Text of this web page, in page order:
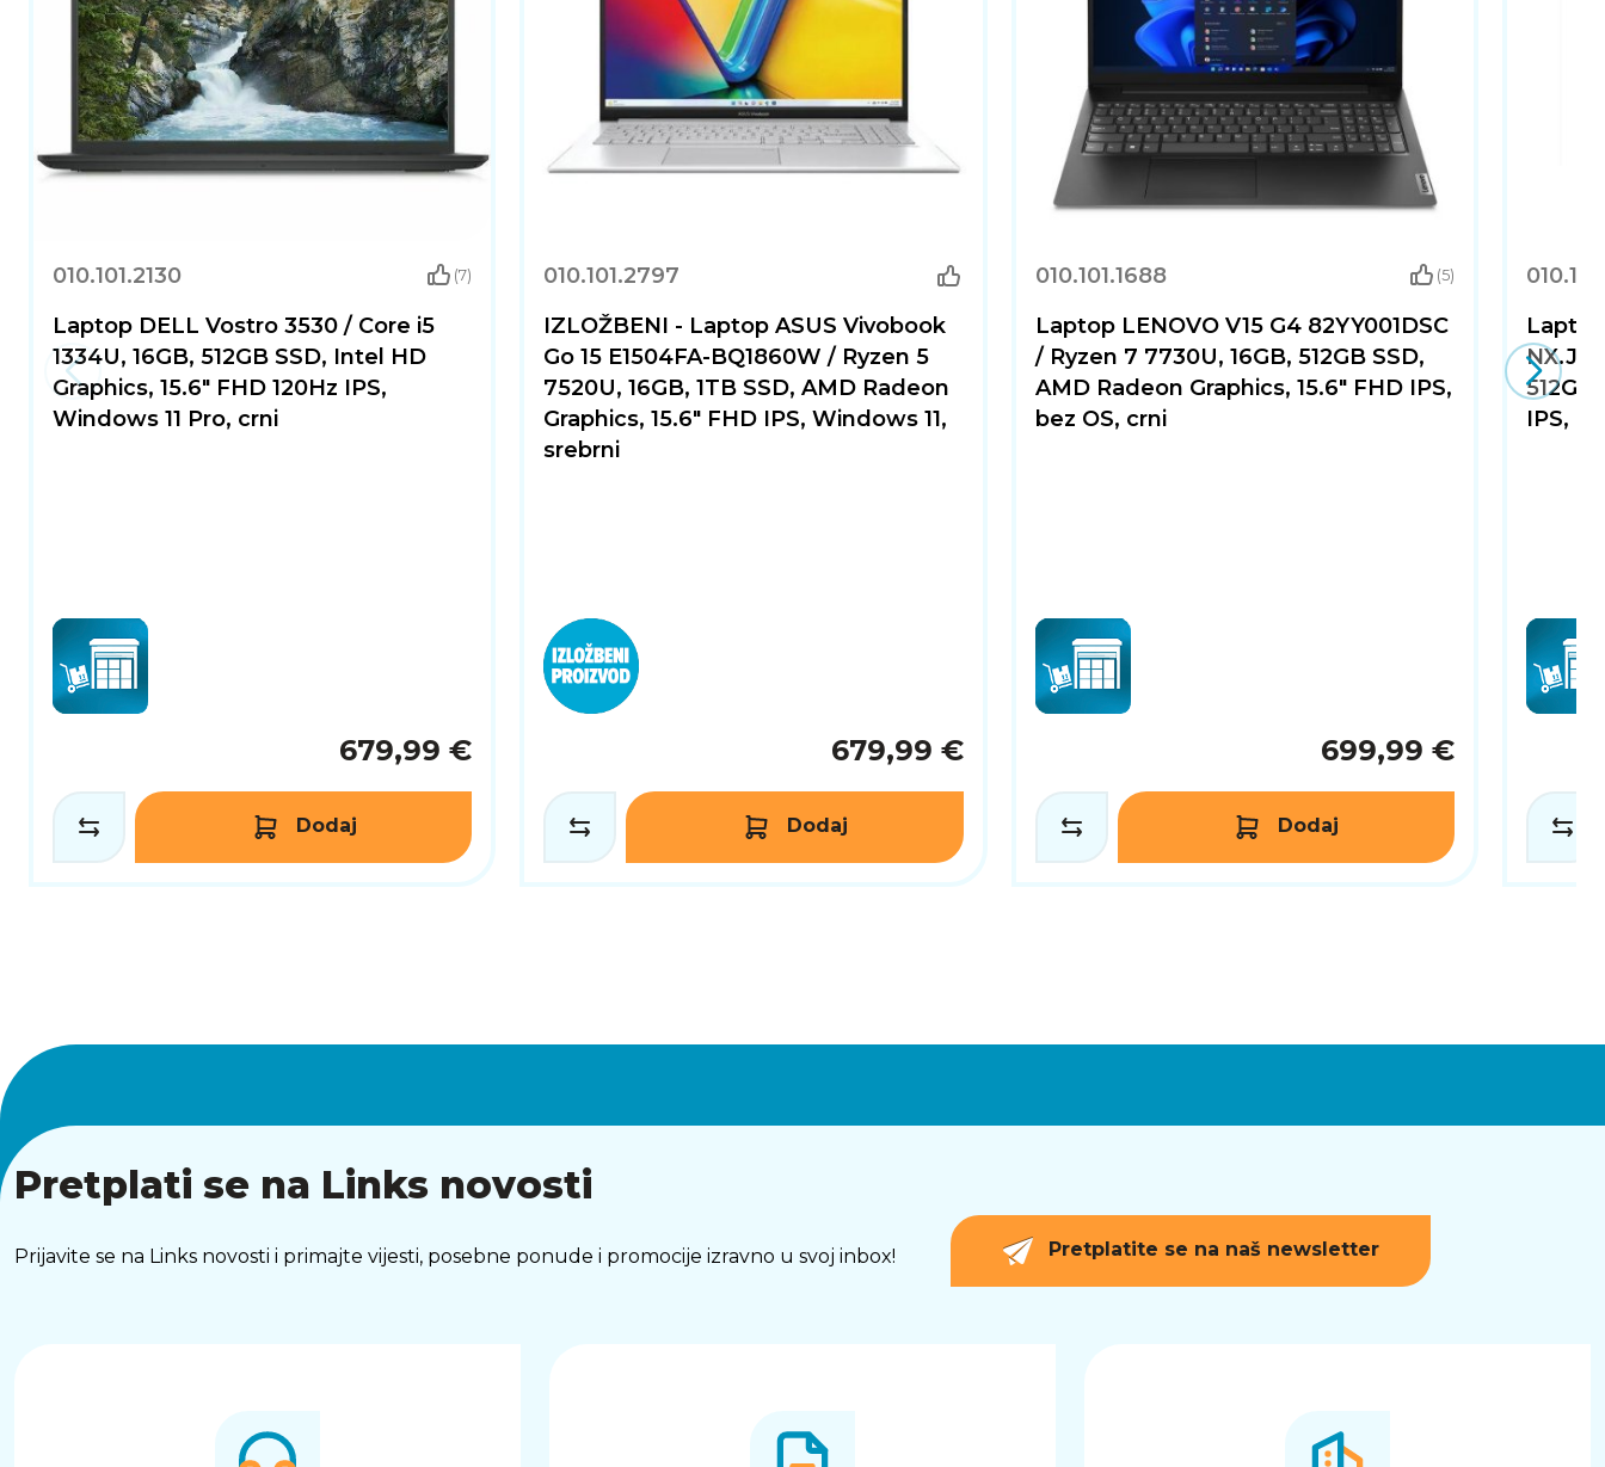
010.101.2130 (7)
Laptop DELL Vostro 3530 / Core i5
1334U, 16GB, 512GB SSD, Intel HD
Graphics, 15.6" FHD 120Hz IPS,
Windows 11 Pro, crni
679,99 €
Dodaj
010.101.2797
IZLOŽBENI - Laptop ASUS Vivobook
Go 15 E1504FA-BQ1860W / Ryzen 5
7520U, 16GB, 1TB SSD, AMD Radeon
Graphics, 15.6" FHD IPS, Windows 11,
srebrni
679,99 €
Dodaj
010.101.1688 (5)
Laptop LENOVO V15 G4 82YY001DSC
/ Ryzen 7 7730U, 16GB, 512GB SSD,
AMD Radeon Graphics, 15.6" FHD IPS,
bez OS, crni
699,99 €
Dodaj
512GB
IPS,
Pretplati se na Links novosti
Prijavite se na Links novosti i primajte vijesti, posebne ponude i promocije izravno u svoj inbox! Pretplatite se na naš newsletter